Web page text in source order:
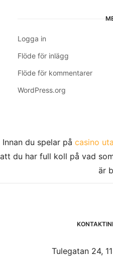
Logga in
Flöde för inlägg
Flöde för kommentarer
WordPress.org
Innan du spelar på casino
att du har full koll på vad
är
Tulegatan 24,